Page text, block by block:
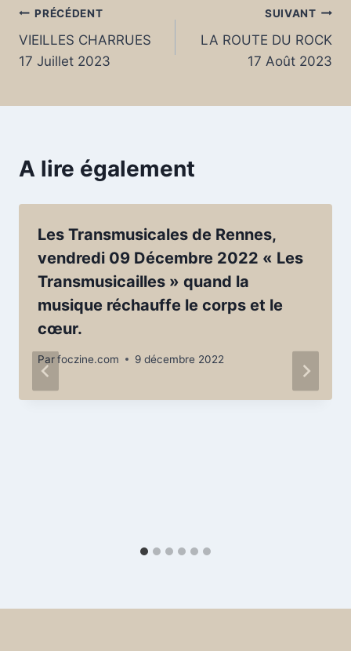
Navigation
de
PRÉCÉDENT
VIEILLES CHARRUES
17 Juillet 2023
SUIVANT
LA ROUTE DU ROCK
17 Août 2023
A lire également
Les Transmusicales de Rennes,
vendredi 09 Décembre 2022 « Les
Transmusicailles » quand la
musique réchauffe le corps et le
cœur.
Parfoczine.com 9 décembre 2022